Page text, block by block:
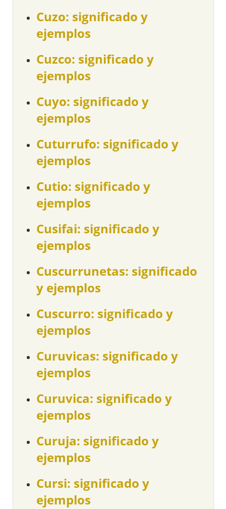
Cuzo: significado y
ejemplos
Cuzco: significado y
ejemplos
Cuyo: significado y
ejemplos
Cuturrufo: significado y
ejemplos
Cutio: significado y
ejemplos
Cusifai: significado y
ejemplos
Cuscurrunetas: significado
y ejemplos
Cuscurro: significado y
ejemplos
Curuvicas: significado y
ejemplos
Curuvica: significado y
ejemplos
Curuja: significado y
ejemplos
Cursi: significado y
ejemplos